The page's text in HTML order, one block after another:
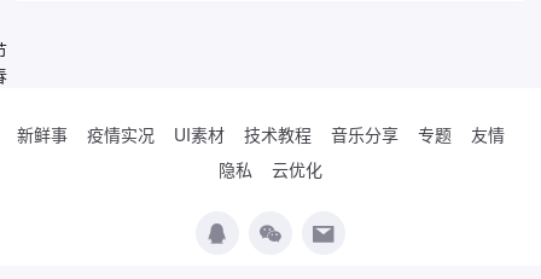
新鲜事 疫情实况 UI素材 技术教程 音乐分享 专题
友情
隐私
云优化